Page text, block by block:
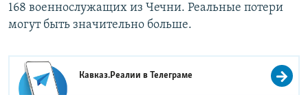
168 военнослужащих из Чечни. Реальные потери
могут быть значительно больше.
Кавказ.Реалии вТелеграме